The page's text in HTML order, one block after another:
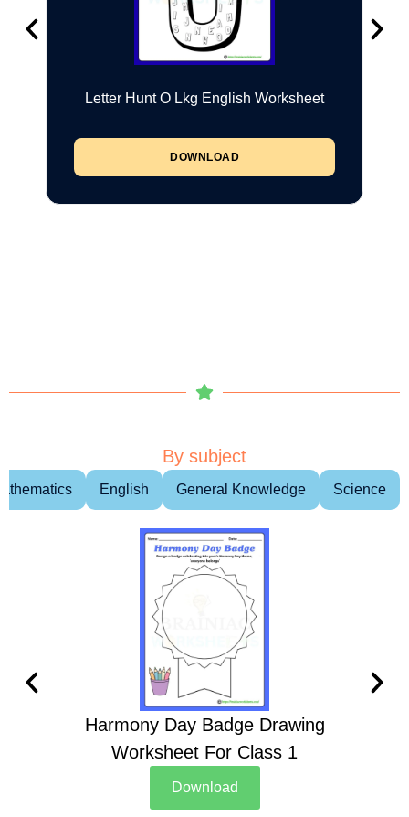
Letter Hunt O Lkg English Worksheet
DOWNLOAD
By subject
English General Knowledge Science
Harmony Day Badge Drawing
Worksheet For Class 1
Download